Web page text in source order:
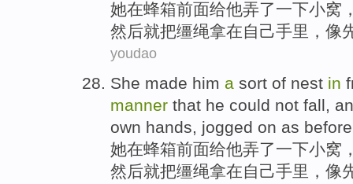
她在蜂箱前面给他弄了一下小窝
然后就把缰绳拿在自己手里 ，像
youdao
She made him a sort of nest in
manner that he could not fall
own hands jogged on as
她在蜂箱前面给他弄了一下小窝
然后就把缰绳拿在自己手里 ，像